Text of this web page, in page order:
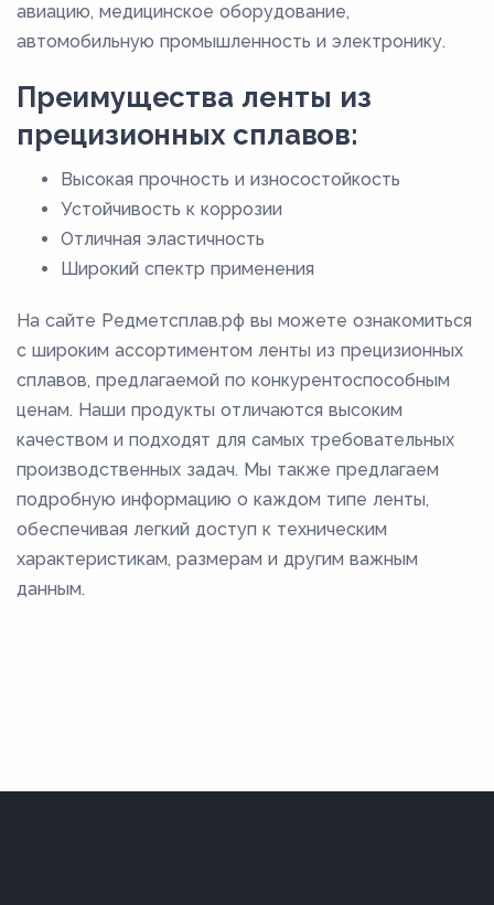
авиацию, медицинское оборудование,
автомобильную промышленность и электронику.
Преимущества ленты из
прецизионных сплавов:
Высокая прочность и износостойкость
Устойчивость к коррозии
Отличная эластичность
Широкий спектр применения
На сайте Редметсплав.рф вы можете ознакомиться
с широким ассортиментом ленты из прецизионных
сплавов, предлагаемой по конкурентоспособным
ценам. Наши продукты отличаются высоким
качеством и подходят для самых требовательных
производственных задач. Мы также предлагаем
подробную информацию о каждом типе ленты,
обеспечивая легкий доступ к техническим
характеристикам, размерам и другим важным
данным.